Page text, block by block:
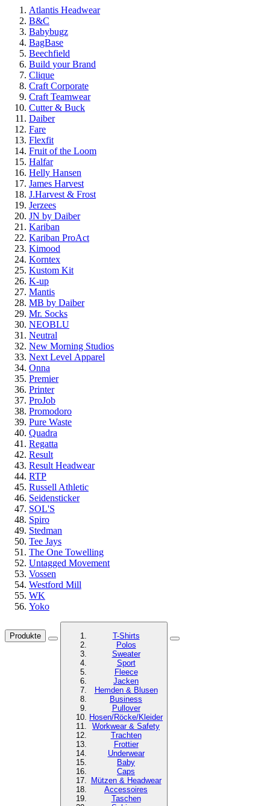
Atlantis Headwear
B&C
Babybugz
BagBase
Beechfield
Build your Brand
Clique
Craft Corporate
Craft Teamwear
Cutter & Buck
Daiber
Fare
Flexfit
Fruit of the Loom
Halfar
Helly Hansen
James Harvest
J.Harvest & Frost
Jerzees
JN by Daiber
Kariban
Kariban ProAct
Kimood
Korntex
Kustom Kit
K-up
Mantis
MB by Daiber
Mr. Socks
NEOBLU
Neutral
New Morning Studios
Next Level Apparel
Onna
Premier
Printer
ProJob
Promodoro
Pure Waste
Quadra
Regatta
Result
Result Headwear
RTP
Russell Athletic
Seidensticker
SOL'S
Spiro
Stedman
Tee Jays
The One Towelling
Untagged Movement
Vossen
Westford Mill
WK
Yoko
Produkte
T-Shirts
Polos
Sweater
Sport
Fleece
Jacken
Hemden & Blusen
Business
Pullover
Hosen/Röcke/Kleider
Workwear & Safety
Trachten
Frottier
Underwear
Baby
Caps
Mützen & Headwear
Accessoires
Taschen